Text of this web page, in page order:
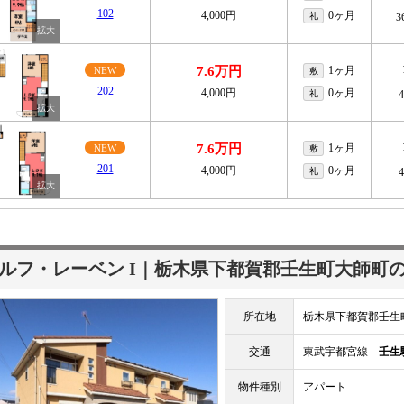
102 4,000円 礼 0ヶ月
NEW
202
7.6万円
4,000円
敷 1ヶ月
礼 0ヶ月
NEW
201
7.6万円
4,000円
敷 1ヶ月
礼 0ヶ月
フ・レーベン I｜栃木県下都賀郡壬生町大師町
所在地 栃木県下都賀郡壬生
交通 東武宇都宮線 壬生
物件種別 アパート